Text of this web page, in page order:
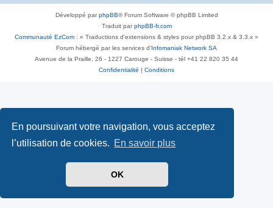
En poursuivant votre navigation, vous acceptez
l’utilisation de cookies. En savoir plus
OK
Développé parphpBB® Forum Software © phpBB Limited
Traduit parphpBB-fr.com
Communauté EzCom : « Traductions d'extensions & styles pour phpBB 3.2.x & 3.3.x »
Forum hébergé par les services d’ Infomaniak Network SA
Avenue de la Praille, 26 - 1227 Carouge - Suisse - tél +41 22 820 35 44
Confidentialité
Conditions